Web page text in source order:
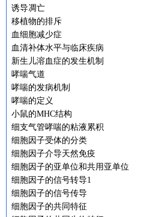
诱导凋亡
移植物的排斥
血细胞减少症
血清补体水平与临床疾病
新生儿溶血症的发生机制
哮喘气道
哮喘的发病机制
哮喘的定义
小鼠的MHC结构
细支气管哮喘的粘液累积
细胞因子受体的分类
细胞因子介导天然免疫
细胞因子的亚单位和共用亚单位
细胞因子的信号转导1
细胞因子的信号传导
细胞因子的共同特征